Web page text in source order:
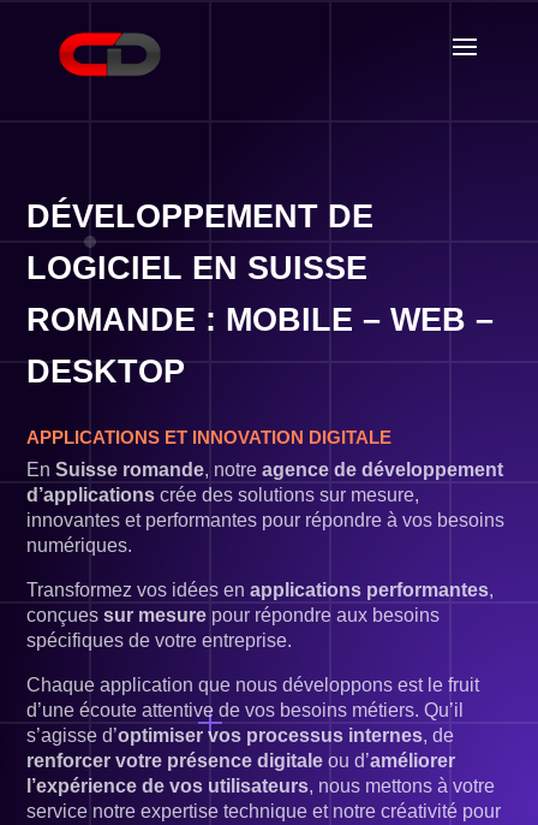
DÉVELOPPEMENT DE
LOGICIEL EN SUISSE
ROMANDE : MOBILE – WEB –
DESKTOP
APPLICATIONS ET INNOVATION DIGITALE
EnSuisse romande, notreagence de développement
d’applications crée des solutions sur mesure,
innovantes et performantes pour répondre à vos besoins
numériques.
Transformez vos idées enapplications performantes,
conçuessur mesure pour répondre aux besoins
spécifiques de votre entreprise.
Chaque application que nous développons est le fruit
d’une écoute attentive de vos besoins métiers. Qu’il
s’agisse d’optimiser vos processus internes, de
renforcer votre présence digitale ou d’améliorer
l’expérience de vos utilisateurs, nous mettons à votre
service notre expertise technique et notre créativité pour